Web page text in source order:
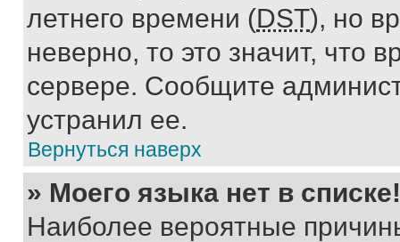
летнего времени (DST), но
неверно, то это значит, что
сервере. Сообщите
устранил ее.
Вернуться наверх
» Моего языка нет в списке!
Наиболее вероятные